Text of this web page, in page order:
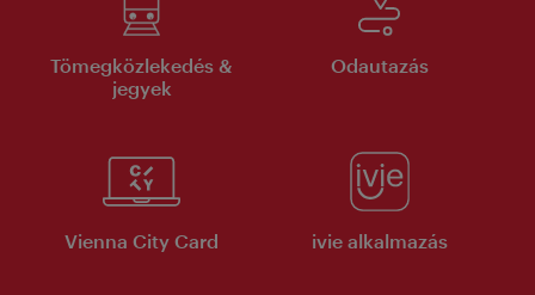
Tömegközlekedés &
jegyek
Odautazás
Vienna City Card ivie alkalmazás